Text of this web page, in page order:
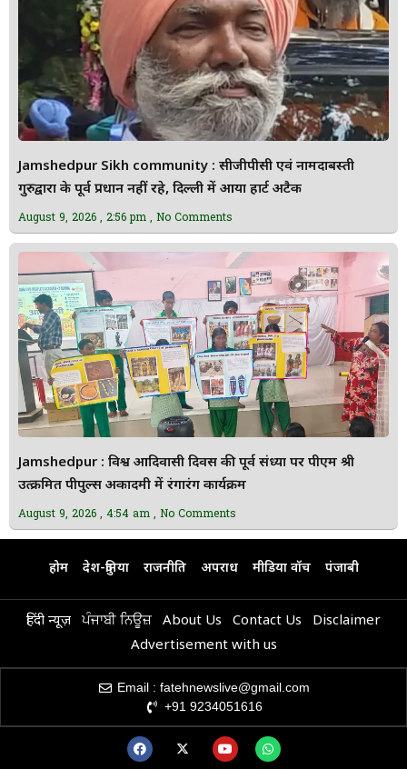
Jamshedpur Sikh community : सीजीपीसी एवं नामदाबस्ती
गुरुद्वारा के पूर्व प्रधान नहीं रहे, दिल्ली में आया हार्ट अटैक
August 9, 2026 2:56 pm No Comments
Jamshedpur : विश्व आदिवासी दिवस की पूर्व संध्या पर पीएम श्री
उत्क्रमित पीपुल्स अकादमी में रंगारंग कार्यक्रम
August 9, 2026 4:54 am No Comments
होम देश-दुनिया राजनीति अपराध मीडिया वॉच पंजाबी
हिंदी न्यूज़ ਪੰਜਾਬੀ ਨਿਊਜ਼ About Us Contact Us
Disclaimer
Advertisement with us
Email : fatehnewslive@gmail.com
+91 9234051616